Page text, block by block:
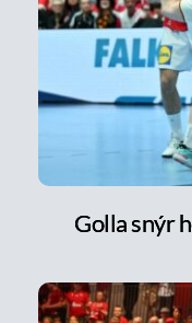
Golla snýr